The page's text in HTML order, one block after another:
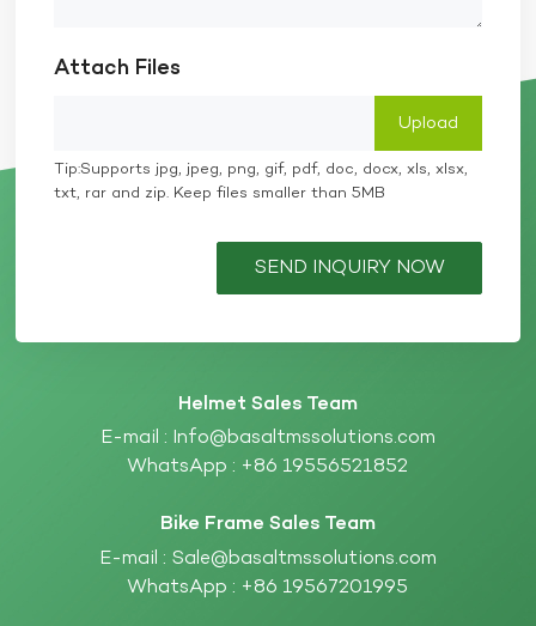
Attach Files
Tip:Supports jpg, jpeg, png, gif, pdf, doc, docx, xls, xlsx,
txt, rar and zip. Keep files smaller than 5MB
SEND INQUIRY NOW
Helmet Sales Team
E-mail : Info@basaltmssolutions.com
WhatsApp : +86 19556521852
Bike Frame Sales Team
E-mail : Sale@basaltmssolutions.com
WhatsApp : +86 19567201995